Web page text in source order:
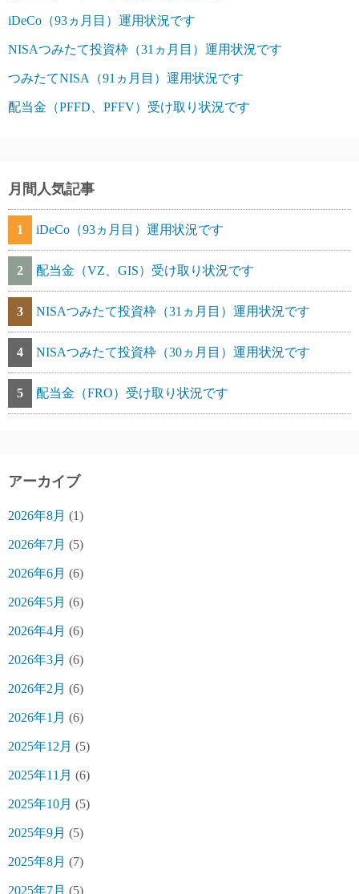
iDeCo（93ヵ月目）運用状況です
NISAつみたて投資枠（31ヵ月目）運用状況です
つみたてNISA（91ヵ月目）運用状況です
配当金（PFFD、PFFV）受け取り状況です
月間人気記事
1 iDeCo（93ヵ月目）運用状況です
2 配当金（VZ、GIS）受け取り状況です
3 NISAつみたて投資枠（31ヵ月目）運用状況です
4 NISAつみたて投資枠（30ヵ月目）運用状況です
5 配当金（FRO）受け取り状況です
アーカイブ
2026年8月 (1)
2026年7月 (5)
2026年6月 (6)
2026年5月 (6)
2026年4月 (6)
2026年3月 (6)
2026年2月 (6)
2026年1月 (6)
2025年12月 (5)
2025年11月 (6)
2025年10月 (5)
2025年9月 (5)
2025年8月 (7)
2025年7月 (5)